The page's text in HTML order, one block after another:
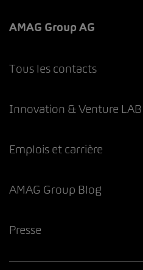
AMAG Group AG
Tous les contacts
Innovation & Venture LAB
Emplois et carrière
AMAG Group Blog
Presse